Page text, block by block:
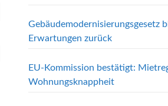
Gebäudemodernisierungsgesetz
Erwartungen zurück
EU-Kommission bestätigt:
Wohnungsknappheit